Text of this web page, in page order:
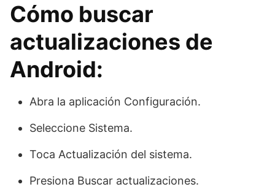
Cómo buscar
actualizaciones de
Android:
Abra la aplicación Configuración.
Seleccione Sistema.
Toca Actualización del sistema.
Presiona Buscar actualizaciones.